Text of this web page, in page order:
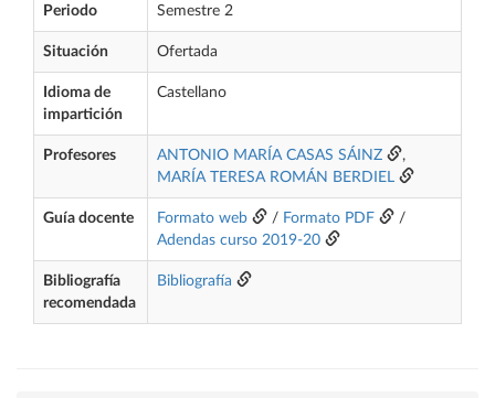
Periodo Semestre 2
Situación Ofertada
Idioma de
impartición
Castellano
Profesores ANTONIO MARÍA CASAS SÁINZ
,
MARÍA TERESA ROMÁN BERDIEL
Guía docente Formato web / Formato PDF
/
Adendas curso 2019-20
Bibliografía
recomendada
Bibliografía